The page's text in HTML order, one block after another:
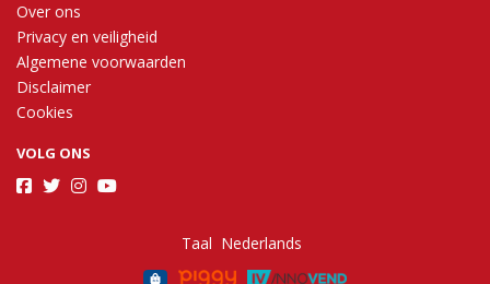
Over ons
Privacy en veiligheid
Algemene voorwaarden
Disclaimer
Cookies
VOLG ONS
Taal